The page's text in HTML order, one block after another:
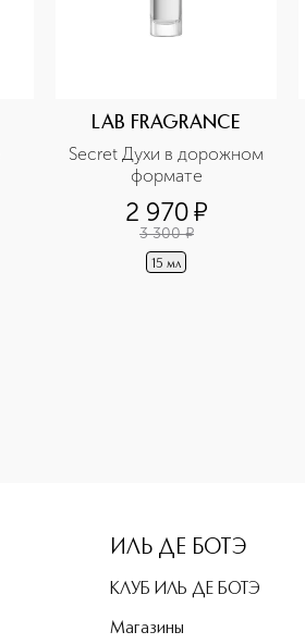
LAB FRAGRANCE
Secret Духи в дорожном
формате
2 970¤
3 300 ¤
15 мл
ИЛЬ ДЕ БОТЭ
КЛУБ ИЛЬ ДЕ БОТЭ
Магазины